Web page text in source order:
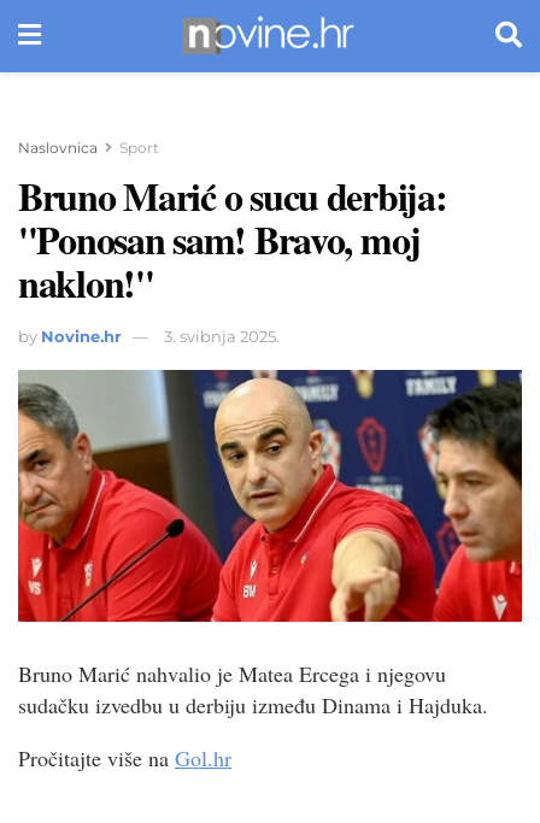
Naslovnica Sport
Bruno Marić o sucu derbija:
''Ponosan sam! Bravo, moj
naklon!''
by Novine.hr 3. svibnja 2025.
Bruno Marić nahvalio je Matea Ercega i njegovu
sudačku izvedbu u derbiju između Dinama i Hajduka.
Pročitajte više na Gol.hr